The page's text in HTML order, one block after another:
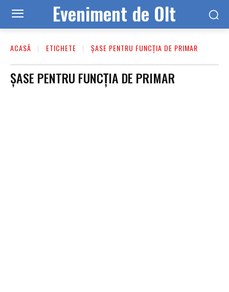
Eveniment de Olt
ACASĂ ETICHETE ȘASE PENTRU FUNCȚIA DE PRIMAR
ȘASE PENTRU FUNCȚIA DE PRIMAR